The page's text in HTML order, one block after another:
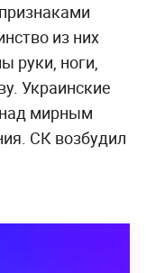
из них
руки, ноги,
Украинские
мирным
СК возбудил